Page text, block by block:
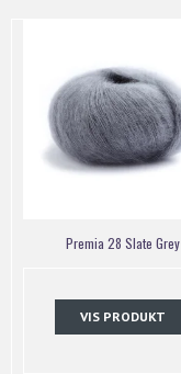
Premia 28 Slate Grey
VIS PRODUKT